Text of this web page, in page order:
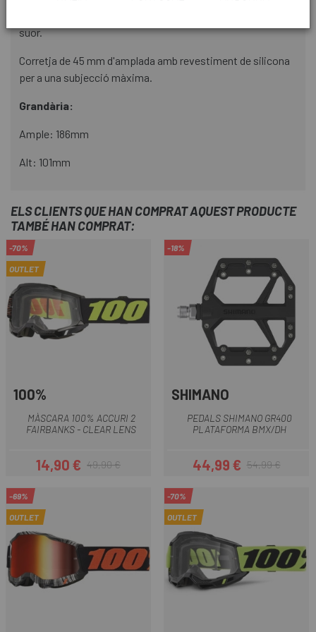
suor.
Corretja de 45 mm d'amplada amb revestiment de silicona
per a una subjecció màxima.
Grandària:
Ample: 186mm
Alt: 101mm
ELS CLIENTS QUE HAN COMPRAT AQUEST PRODUCTE
TAMBÉ HAN COMPRAT:
-70%
OUTLET
100%
MÀSCARA 100% ACCURI 2
FAIRBANKS - CLEAR LENS
Preu
14,90 €Preu regular
49,90 €
-18%
SHIMANO
PEDALS SHIMANO GR400
PLATAFORMA BMX/DH
Preu
44,99 €Preu regular
54,99 €
-69%
OUTLET
-70%
OUTLET